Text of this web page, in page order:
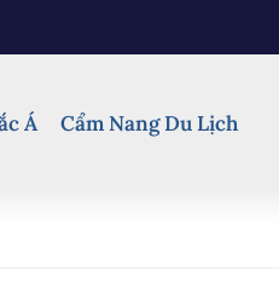
Á Cẩm Nang Du Lịch